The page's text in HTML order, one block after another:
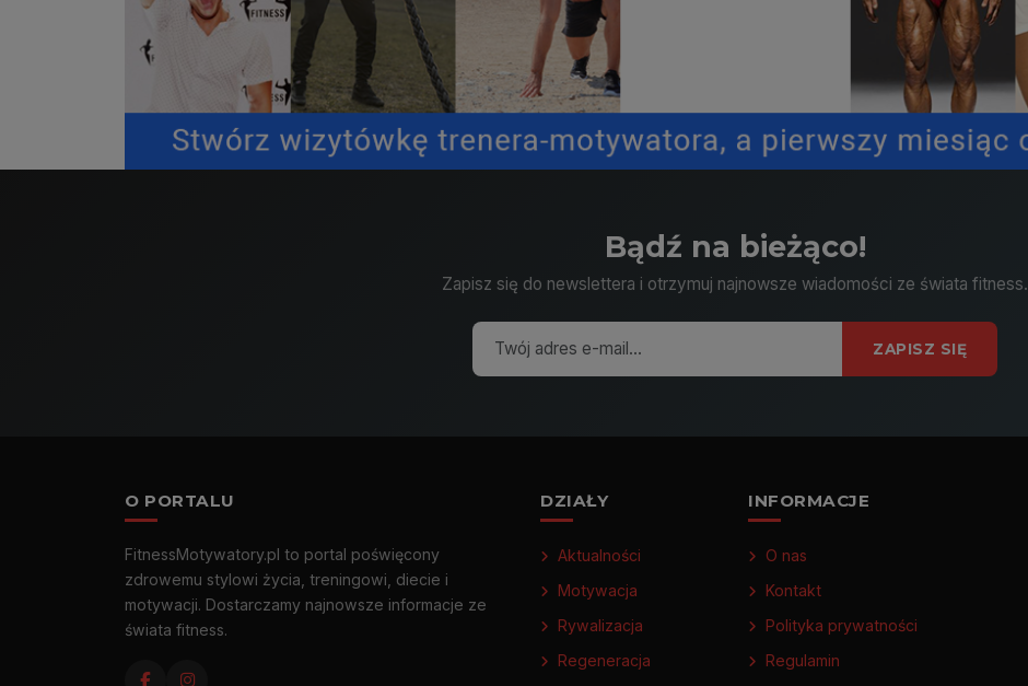
Bądź na bieżąco!
Zapisz się do newslettera i otrzymuj najnowsze wiadomości ze świata fitness.
ZAPISZ SIĘ
O PORTALU
FitnessMotywatory.pl to portal poświęcony
zdrowemu stylowi życia, treningowi, diecie i
motywacji. Dostarczamy najnowsze informacje ze
świata fitness.
DZIAŁY
Aktualności
Motywacja
Rywalizacja
Regeneracja
INFORMACJE
O nas
Kontakt
Polityka prywatności
Regulamin